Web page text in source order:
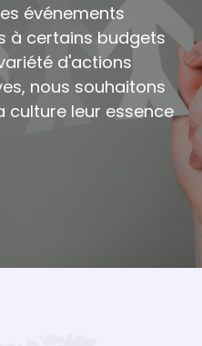
événements
à certains budgets
d'actions
nous souhaitons
culture leur essence